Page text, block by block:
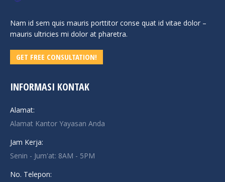
Nam id sem quis mauris porttitor conse quat id vitae dolor –
mauris ultricies mi dolor at pharetra.
GET FREE CONSULTATION!
INFORMASI KONTAK
Alamat:
Alamat Kantor Yayasan Anda
Jam Kerja:
Senin - Jum'at: 8AM - 5PM
No. Telepon: